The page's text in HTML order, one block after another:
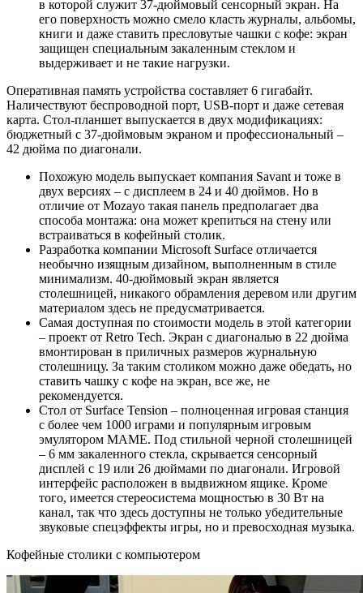
в которой служит 37-дюймовый сенсорный экран. На
его поверхность можно смело класть журналы, альбомы,
книги и даже ставить пресловутые чашки с кофе: экран
защищен специальным закаленным стеклом и
выдерживает и не такие нагрузки.
Оперативная память устройства составляет 6 гигабайт.
Наличествуют беспроводной порт, USB-порт и даже сетевая
карта. Стол-планшет выпускается в двух модификациях:
бюджетный с 37-дюймовым экраном и профессиональный –
42 дюйма по диагонали.
Похожую модель выпускает компания Savant и тоже в
двух версиях – с дисплеем в 24 и 40 дюймов. Но в
отличие от Mozayo такая панель предполагает два
способа монтажа: она может крепиться на стену или
встраиваться в кофейный столик.
Разработка компании Microsoft Surface отличается
необычно изящным дизайном, выполненным в стиле
минимализм. 40-дюймовый экран является
столешницей, никакого обрамления деревом или другим
материалом здесь не предусматривается.
Самая доступная по стоимости модель в этой категории
– проект от Retro Tech. Экран с диагональю в 22 дюйма
вмонтирован в приличных размеров журнальную
столешницу. За таким столиком можно даже обедать, но
ставить чашку с кофе на экран, все же, не
рекомендуется.
Стол от Surface Tension – полноценная игровая станция
с более чем 1000 играми и популярным игровым
эмулятором MAME. Под стильной черной столешницей
– 6 мм закаленного стекла, скрывается сенсорный
дисплей с 19 или 26 дюймами по диагонали. Игровой
интерфейс расположен в выдвижном ящике. Кроме
того, имеется стереосистема мощностью в 30 Вт на
канал, так что здесь доступны не только убедительные
звуковые спецэффекты игры, но и превосходная музыка.
Кофейные столики с компьютером